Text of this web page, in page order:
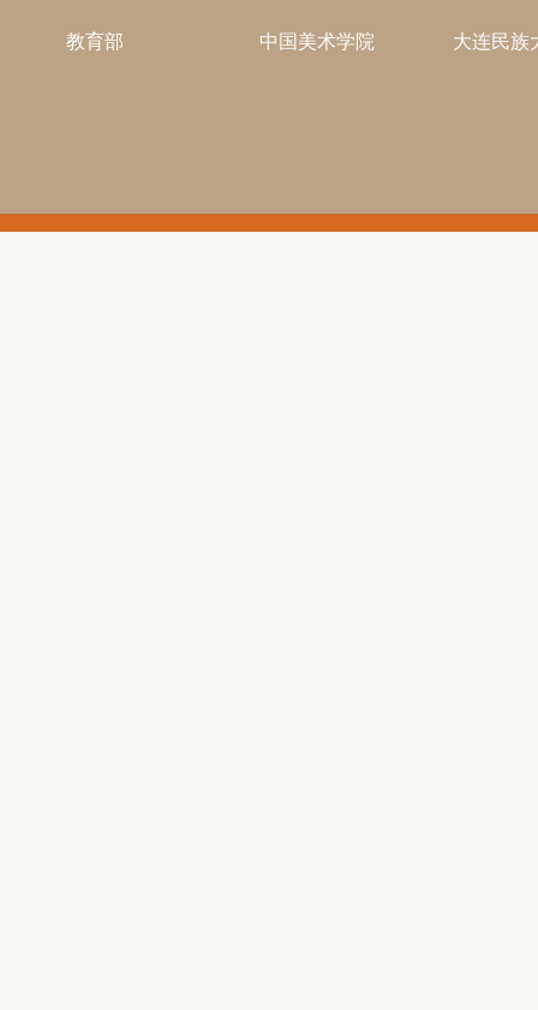
教育部 中国美术学院 大连民族